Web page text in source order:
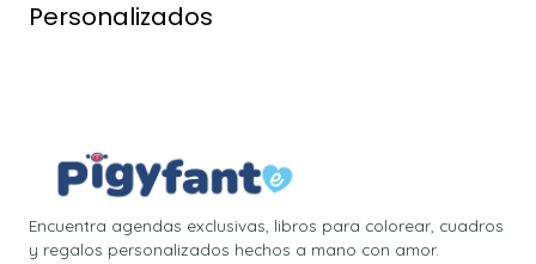
Personalizados
Encuentra agendas exclusivas, libros para colorear, cuadros
y regalos personalizados hechos a mano con amor.